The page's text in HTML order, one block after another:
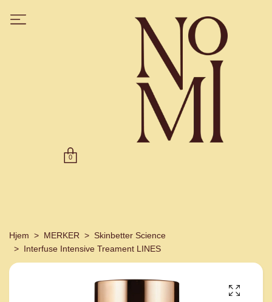
0
Hjem MERKER
Skinbetter Science
Interfuse Intensive Treament LINES